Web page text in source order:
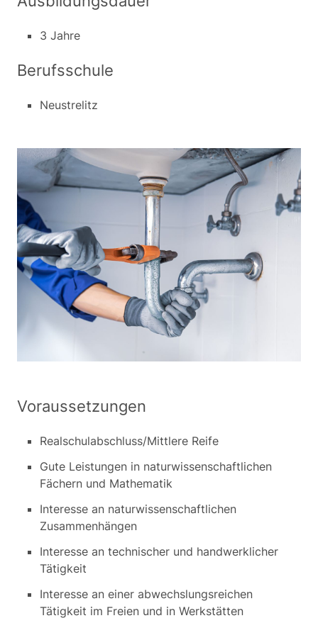
3 Jahre
Berufsschule
Neustrelitz
Voraussetzungen
Realschulabschluss/Mittlere Reife
Gute Leistungen in naturwissenschaftlichen
Fächern und Mathematik
Interesse an naturwissenschaftlichen
Zusammenhängen
Interesse an technischer und handwerklicher
Tätigkeit
Interesse an einer abwechslungsreichen
Tätigkeit im Freien und in Werkstätten